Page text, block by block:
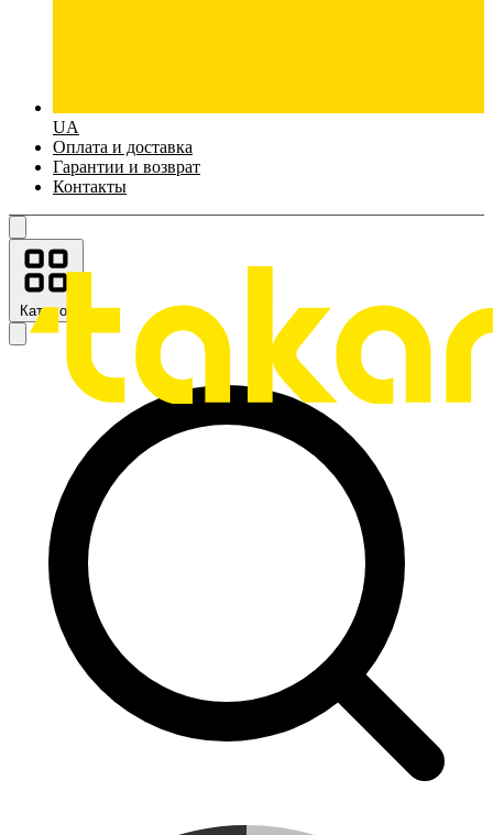
UA
Оплата и доставка
Гарантии и возврат
Контакты
Каталог